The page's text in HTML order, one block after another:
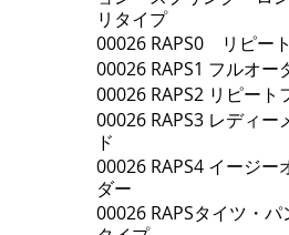
リタイプ
00026 RAPS0 リピート
00026 RAPS1 フルオー
00026 RAPS2 リピート
00026 RAPS3 レディー
ド
00026 RAPS4 イージー
ダー
00026 RAPSタイツ・パ